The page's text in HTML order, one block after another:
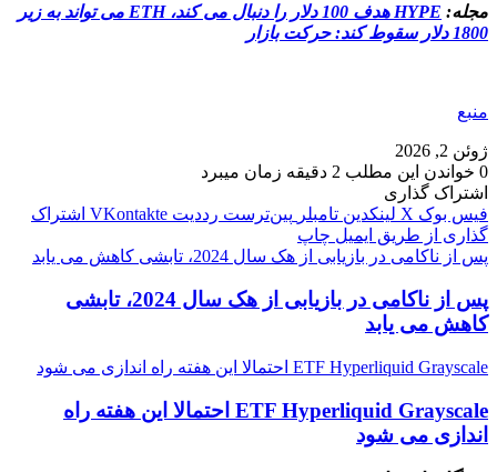
مجله:
HYPE هدف 100 دلار را دنبال می کند، ETH می تواند به زیر
1800 دلار سقوط کند: حرکت بازار
منبع
ژوئن 2, 2026
0 خواندن این مطلب 2 دقیقه زمان میبرد
اشتراک گذاری
فیس بوک X لینکدین ‫تامبلر ‫پین‌ترست ‫رددیت ‫VKontakte اشتراک
گذاری از طریق ایمیل چاپ
پس از ناکامی در بازیابی از هک سال 2024، تابشی کاهش می یابد
پس از ناکامی در بازیابی از هک سال 2024، تابشی
کاهش می یابد
ETF Hyperliquid Grayscale احتمالا این هفته راه اندازی می شود
ETF Hyperliquid Grayscale احتمالا این هفته راه
اندازی می شود